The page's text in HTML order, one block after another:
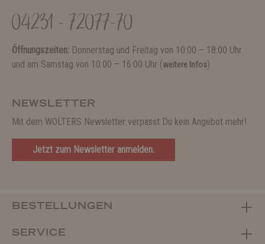
04231 - 72077-70
Öffnungszeiten: Donnerstag und Freitag von 10:00 – 18:00 Uhr
und am Samstag von 10:00 – 16:00 Uhr (weitere Infos)
NEWSLETTER
Mit dem WOLTERS Newsletter verpasst Du kein Angebot mehr!
Jetzt zum Newsletter anmelden.
BESTELLUNGEN
SERVICE